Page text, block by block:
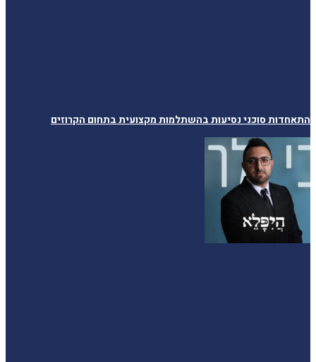
התאחדות סוכני נסיעות בהשתלמות מקצועית בתחום הקרוזים